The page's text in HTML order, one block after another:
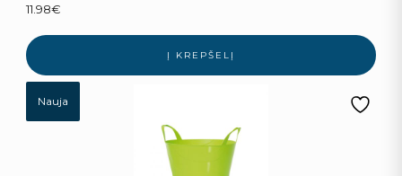
11.98€
Į KREPŠELĮ
Nauja